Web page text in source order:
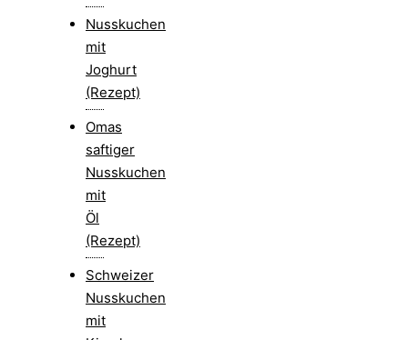
Nusskuchen
mit
Joghurt
(Rezept)
Omas
saftiger
Nusskuchen
mit
Öl
(Rezept)
Schweizer
Nusskuchen
mit